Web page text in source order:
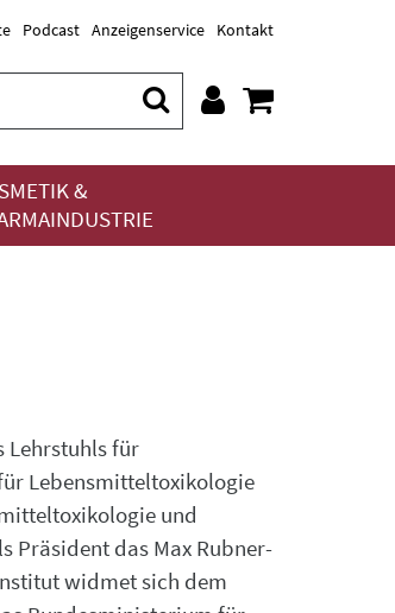
Podcast Anzeigenservice Kontakt
&
Lehrstuhls für
Lebensmitteltoxikologie
und
Präsident das Max Rubner-
widmet sich dem